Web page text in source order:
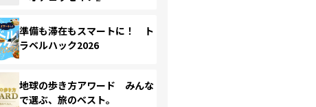
準備も滞在もスマートに！ ト
ラベルハック2026
地球の歩き方アワード みんな
で選ぶ、旅のベスト。